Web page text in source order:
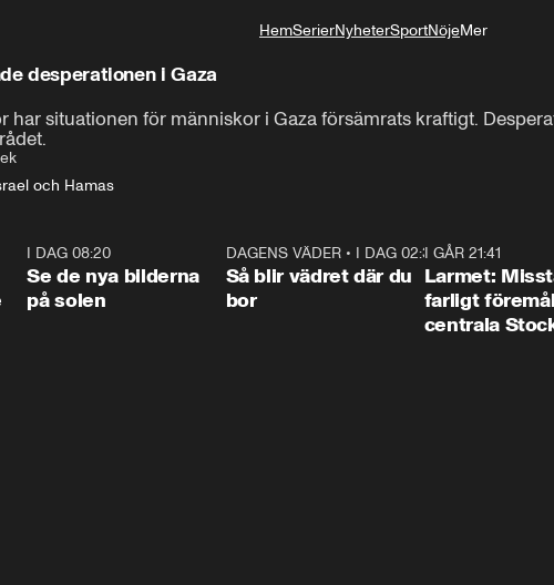
Här står hundratals människor
HemSerierNyheterSportNöjeMer
desperationen i Gaza
har situationen för människor i Gaza försämrats kraftigt.
och Hamas
I DAG 08:20
Se de nya bilderna
på solen
1:06
DAGENS VÄDER• I DAG 02:30
Så blir vädret där du
bor
I GÅR 21:41
Larmet:
farligt
centrala